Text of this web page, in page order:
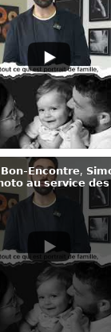
𝗘𝗻𝗰𝗼𝗻𝘁𝗿𝗲,
𝗮𝘂 𝘀𝗲𝗿𝘃𝗶𝗰𝗲